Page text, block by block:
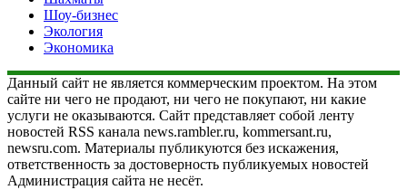
Шоу-бизнес
Экология
Экономика
Данный сайт не является коммерческим проектом. На этом
сайте ни чего не продают, ни чего не покупают, ни какие
услуги не оказываются. Сайт представляет собой ленту
новостей RSS канала news.rambler.ru, kommersant.ru,
newsru.com. Материалы публикуются без искажения,
ответственность за достоверность публикуемых новостей
Администрация сайта не несёт.